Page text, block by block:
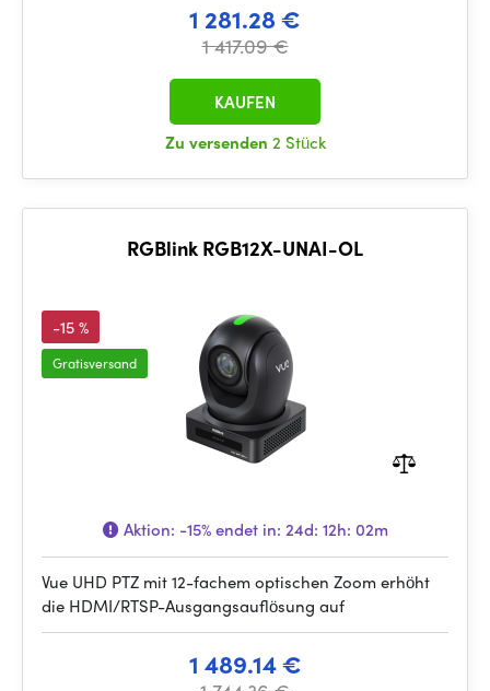
1 281.28 €
1 417.09 €
Zu versenden 2 Stück
KAUFEN
RGBlink RGB12X-UNAI-OL
-15 %
Gratisversand
Aktion: -15%endet in: 24d: 12h: 02m
Vue UHD PTZ mit 12-fachem optischen Zoom erhöht
die HDMI/RTSP-Ausgangsauflösung auf
1 489.14 €